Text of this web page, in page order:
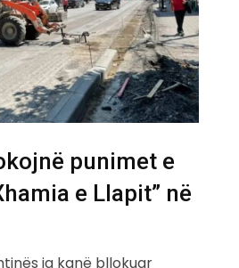
punimet e
e Llapit” në
ia kanë bllokuar